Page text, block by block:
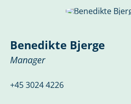
Benedikte Bjerge
Manager
+45 3024 4226